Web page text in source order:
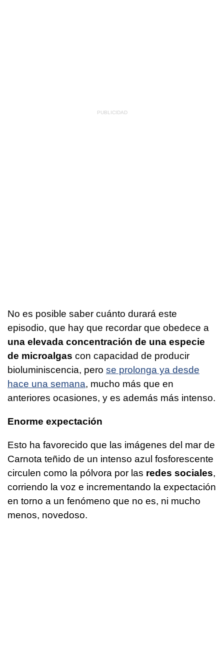
No es posible saber cuánto durará este
episodio, que hay que recordar que obedece a
una elevada concentración de una especie
de microalgas con capacidad de producir
bioluminiscencia, pero se prolonga ya desde
hace una semana, mucho más que en
anteriores ocasiones, y es además más intenso.
Enorme expectación
Esto ha favorecido que las imágenes del mar de
Carnota teñido de un intenso azul fosforescente
circulen como la pólvora por las redes sociales,
corriendo la voz e incrementando la expectación
en torno a un fenómeno que no es, ni mucho
menos, novedoso.